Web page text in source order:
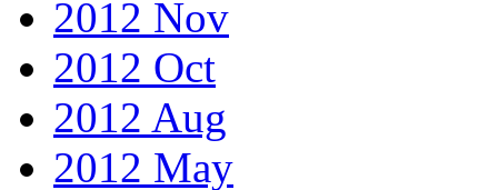
2012 Nov
2012 Oct
2012 Aug
2012 May